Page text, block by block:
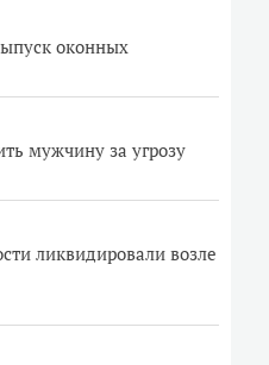
оконных
мужчину за угрозу
ликвидировали возле